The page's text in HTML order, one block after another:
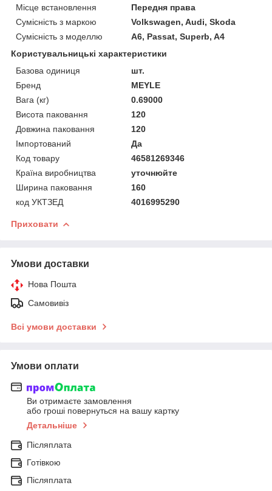
Місце встановлення
Передня права
Сумісність з маркою
Volkswagen, Audi, Skoda
Сумісність з моделлю
A6, Passat, Superb, A4
Користувальницькі характеристики
Базова одиниця
шт.
Бренд
MEYLE
Вага (кг)
0.69000
Висота паковання
120
Довжина паковання
120
Імпортований
Да
Код товару
46581269346
Країна виробництва
уточнюйте
Ширина паковання
160
код УКТЗЕД
4016995290
Приховати
Умови доставки
Нова Пошта
Самовивіз
Всі умови доставки
Умови оплати
Ви отримаєте замовлення
або гроші повернуться на вашу картку
Детальніше
Післяплата
Готівкою
Післяплата